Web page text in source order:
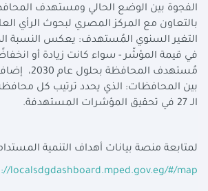
بالتعاون مع المركز المصري لبحوث الرأي
التغير السنوي المُستهدف: يعكس النسبة
في قيمة المؤشّر - سواء كانت زيادة أو
مُستهدف
بين المحافظات: الذي يحدد ترتيب كل
الـ 27 في تحقيق المؤشرات المستهدفة.
لمتابعة منصة بيانات أهداف التنمية